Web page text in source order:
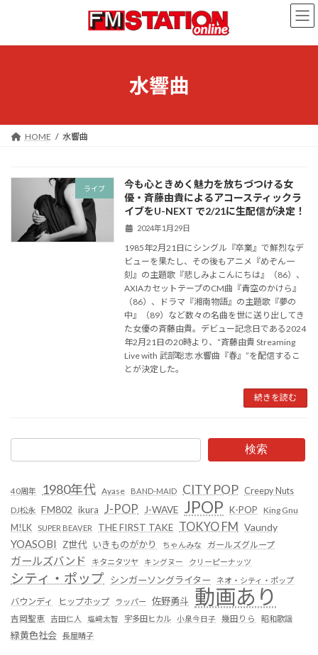
ン
ー
水響曲
HOME 水響曲
ライブ
今も心ときめく魅力を放ちづつける女
優・斉藤由貴によるアコースティックラ
イブをU-NEXT で2/21に生配信が決定！
2024年1月29日
1985年2月21日にシングル『卒業』で鮮烈なデ
ビューを果たし、その後もアニメ『めぞん一
刻』の主題歌『悲しみよこんにちは』（86）、
AXIAカセットテープのCM曲『青空のかけら』
（86）、ドラマ『湘南物語』の主題歌『夢の
中』（89）など数々の名曲を世に送り出してき
た女優の斉藤由貴。デビュー記念日である2024
年2月21日の20時より、“斉藤由貴 Streaming
Live with 武部聡志 水響曲『春』”を配信するこ
とが決定した。
続きを読む
検索
40周年 1980年代 Ayase BAND-MAID CITY POP Creepy Nuts
DJ松永 FM802 ikura J-POP J-WAVE JPOP K-POP
King Gnu
M!LK
SUPER BEAVER THE FIRST TAKE TOKYO FM Vaundy
YOASOBI Z世代 いきものがかり ちゃんみな ガールズグループ
ガールズバンド キタニタツヤ キングヌー クリーピーナッツ
シティ・ポップ シンガーソングライター ネオ・シティ・ポップ
バウンディ ヒップホップ ラッパー 佐野勇斗 動画あり
吉岡聖恵 吉田仁人 塩﨑太智 宇多田ヒカル 小泉今日子 幾田りら 昭和歌謡
緑黄色社会 長屋晴子